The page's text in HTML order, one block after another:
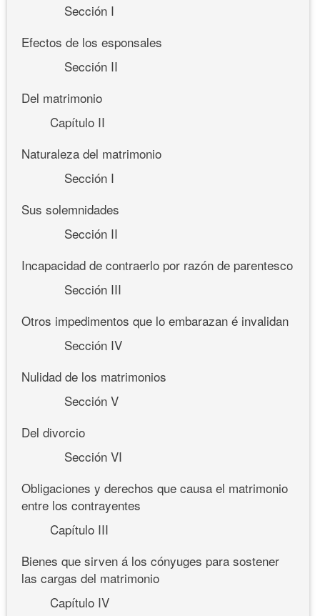
Sección I
Efectos de los esponsales
Sección II
Del matrimonio
Capítulo II
Naturaleza del matrimonio
Sección I
Sus solemnidades
Sección II
Incapacidad de contraerlo por razón de parentesco
Sección III
Otros impedimentos que lo embarazan é invalidan
Sección IV
Nulidad de los matrimonios
Sección V
Del divorcio
Sección VI
Obligaciones y derechos que causa el matrimonio
entre los contrayentes
Capítulo III
Bienes que sirven á los cónyuges para sostener
las cargas del matrimonio
Capítulo IV